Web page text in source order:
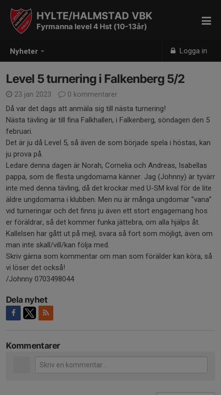
Nyheter Logga in
HYLTE/HALMSTAD VBK
Fyrmanna level 4 Hst (10-13år)
Level 5 turnering i Falkenberg 5/2
23 jan 2023
0 kommentarer
Då var det dags att anmäla sig till nästa turnering!
Nästa tävling är till fina Falkhallen, i Falkenberg, söndagen den 5
februari.
Det är ju då Level 5, så även de som började spela i höstas, kan
ju prova på.
Ledare denna dagen är Norah, Cornelia och Andreas, Isabellas
pappa, som de flesta ungdomarna känner. Jag (Johnny) är tyvärr
inte med denna tävling, då det krockar med U-SM kval för de lite
äldre ungdomarna i klubben. Men nu är många ungdomar ”vana”
vid turneringar och det finns ju även ett stort engagemang hos
er föräldrar, så det kommer funka jättebra, om alla hjälps åt.
Kallelsen har gått ut på mejl, svara så fort som möjligt, även om
man inte skall/vill/kan följa med.
Skriv gärna som kommentar om man som förälder kan köra, så
vi löser det också!
/Johnny 0703498044
Dela nyhet
Kommentarer